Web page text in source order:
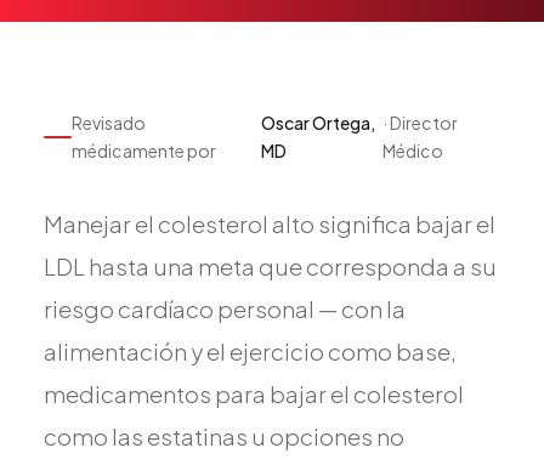
Pediatría
Tratamiento Hormonal
Guía de Medicamentos
Pérdida de Peso
Terapia con Péptidos
Inyecciones Articulares
Escleroterapia
Revisado
médicamente por
Oscar Ortega,
MD
· Director
Médico
Manejar el colesterol alto significa bajar el
LDL hasta una meta que corresponda a su
riesgo cardíaco personal — con la
alimentación y el ejercicio como base,
medicamentos para bajar el colesterol
como las estatinas u opciones no